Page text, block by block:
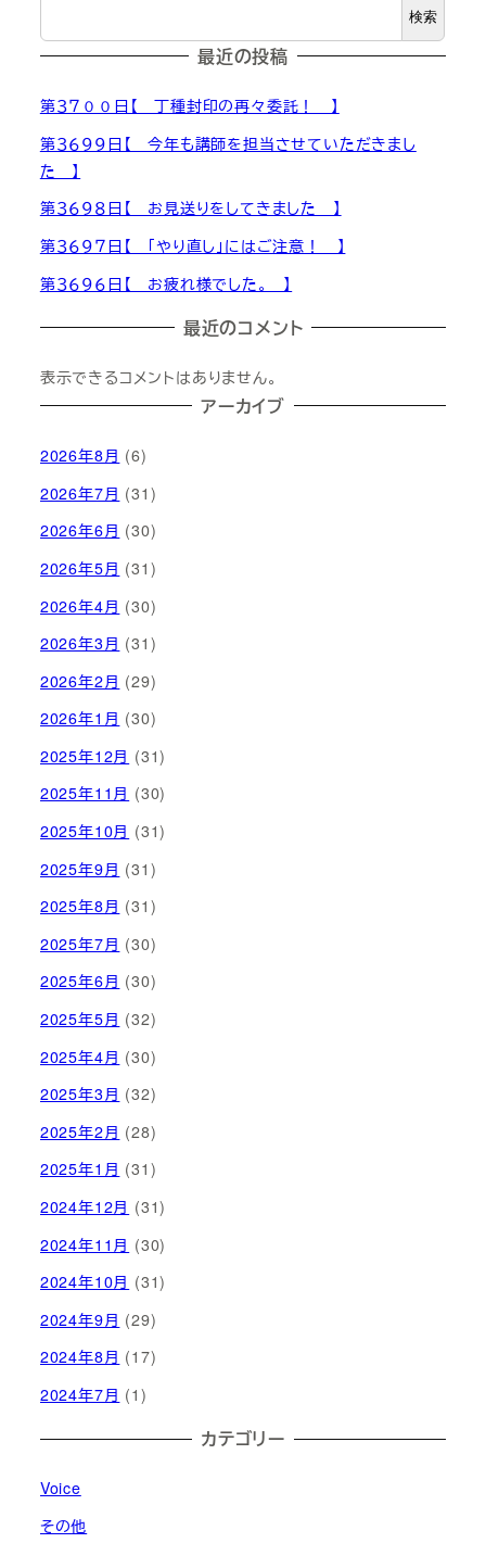
検索
最近の投稿
第３７００日【 丁種封印の再々委託！ 】
第３６９９日【 今年も講師を担当させていただきまし
た 】
第３６９８日【 お見送りをしてきました 】
第３６９７日【 「やり直し」にはご注意！ 】
第３６９６日【 お疲れ様でした。 】
最近のコメント
表示できるコメントはありません。
アーカイブ
2026年8月 (6)
2026年7月 (31)
2026年6月 (30)
2026年5月 (31)
2026年4月 (30)
2026年3月 (31)
2026年2月 (29)
2026年1月 (30)
2025年12月 (31)
2025年11月 (30)
2025年10月 (31)
2025年9月 (31)
2025年8月 (31)
2025年7月 (30)
2025年6月 (30)
2025年5月 (32)
2025年4月 (30)
2025年3月 (32)
2025年2月 (28)
2025年1月 (31)
2024年12月 (31)
2024年11月 (30)
2024年10月 (31)
2024年9月 (29)
2024年8月 (17)
2024年7月 (1)
カテゴリー
Voice
その他